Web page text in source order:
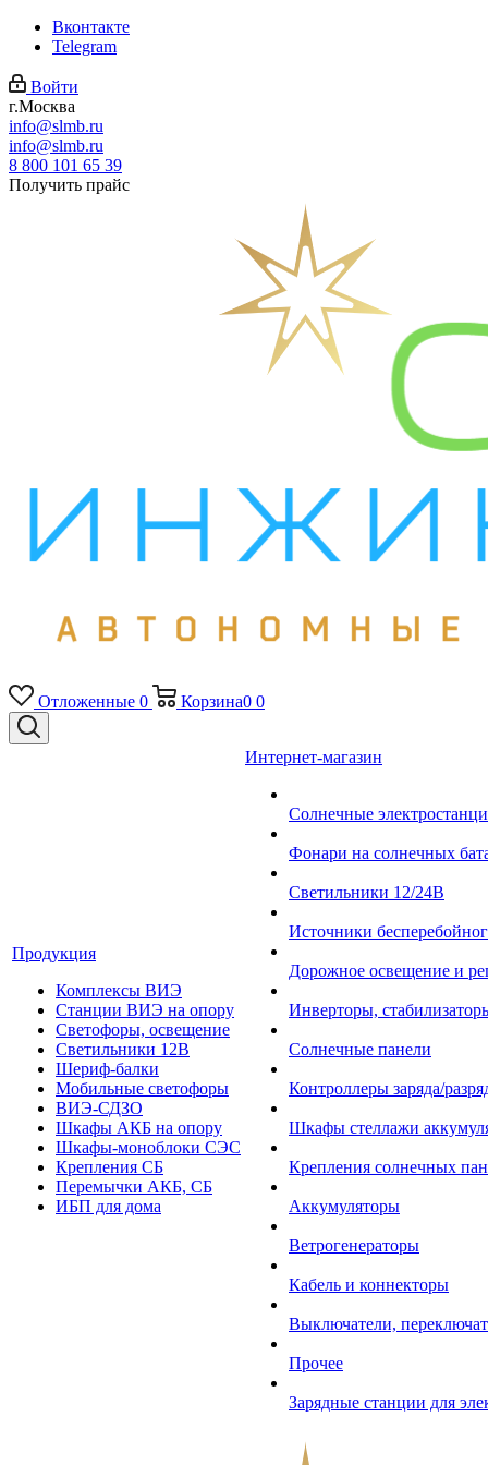
Вконтакте
Telegram
Войти
г.Москва
info@slmb.ru
info@slmb.ru
8 800 101 65 39
Получить прайс
Отложенные 0 Корзина0 0
Продукция
Комплексы ВИЭ
Станции ВИЭ на опору
Светофоры, освещение
Светильники 12В
Шериф-балки
Мобильные светофоры
ВИЭ-СДЗО
Шкафы АКБ на опору
Шкафы-моноблоки СЭС
Крепления СБ
Перемычки АКБ, СБ
ИБП для дома
Интернет-магазин
Солнечные
Фонари на солнечных
Светильники 12/24В
Источники
Дорожное освещение и
Инверторы,
Солнечные панели
Контроллеры заряда/
Шкафы стеллажи
Крепления солнечных
Аккумуляторы
Ветрогенераторы
Кабель и коннекторы
Выключатели,
Прочее
Зарядные станции для